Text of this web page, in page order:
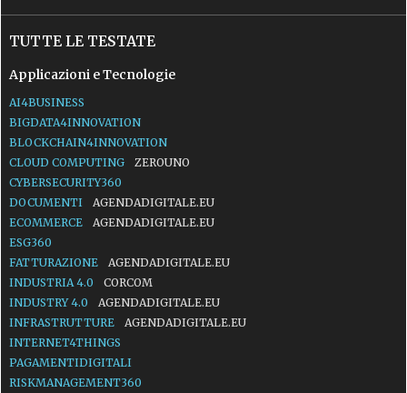
TUTTE LE TESTATE
Applicazioni e Tecnologie
AI4BUSINESS
BIGDATA4INNOVATION
BLOCKCHAIN4INNOVATION
CLOUD COMPUTING
ZEROUNO
CYBERSECURITY360
DOCUMENTI
AGENDADIGITALE.EU
ECOMMERCE
AGENDADIGITALE.EU
ESG360
FATTURAZIONE
AGENDADIGITALE.EU
INDUSTRIA 4.0
CORCOM
INDUSTRY 4.0
AGENDADIGITALE.EU
INFRASTRUTTURE
AGENDADIGITALE.EU
INTERNET4THINGS
PAGAMENTIDIGITALI
RISKMANAGEMENT360